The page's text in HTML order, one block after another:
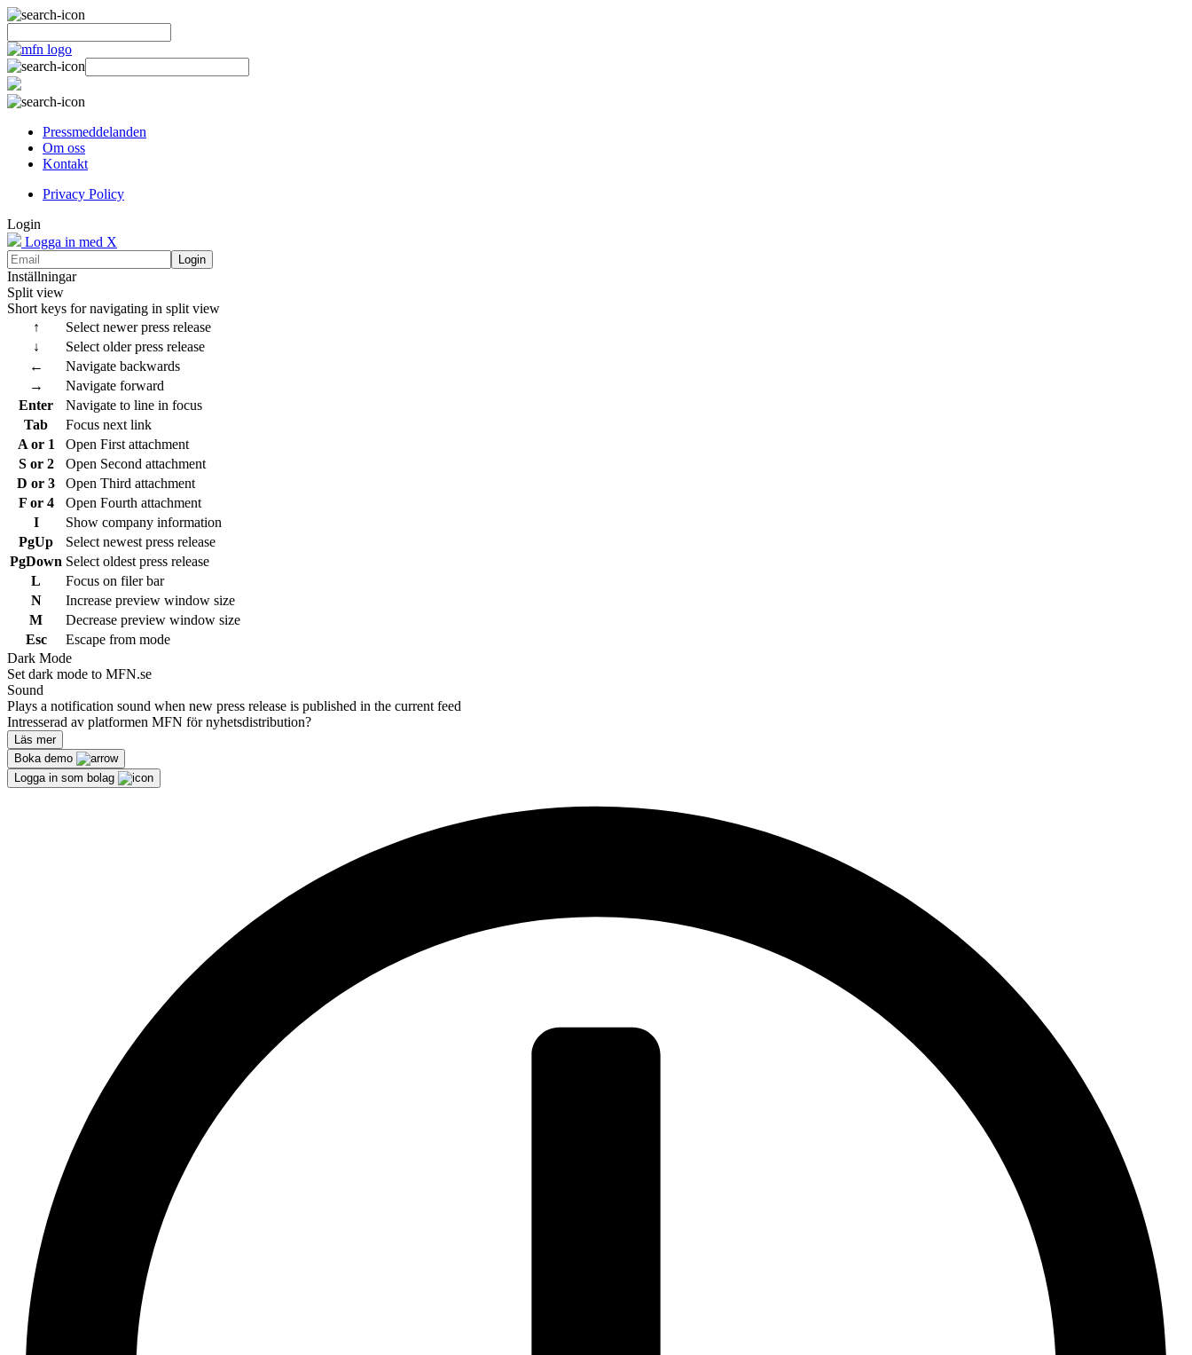
Pressmeddelanden
Om oss
Kontakt
Privacy Policy
Login
Logga in med X
Login
Inställningar
Split view
Short keys for navigating in split view
↑
Select newer press release
↓
Select older press release
←
Navigate backwards
→
Navigate forward
Enter
Navigate to line in focus
Tab
Focus next link
A or 1
Open First attachment
S or 2
Open Second attachment
D or 3
Open Third attachment
F or 4
Open Fourth attachment
I
Show company information
PgUp
Select newest press release
PgDown Select oldest press release
L
Focus on filer bar
N
Increase preview window size
M
Decrease preview window size
Esc
Escape from mode
Dark Mode
Set dark mode to MFN.se
Sound
Plays a notification sound when new press release is published in the current feed
Intresserad av platformen MFN för nyhetsdistribution?
Läs mer
Boka demo
Logga in som bolag